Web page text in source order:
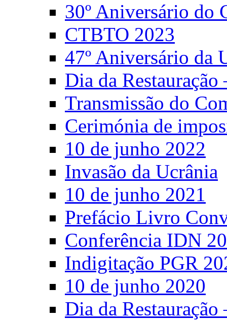
30º Aniversário do
CTBTO 2023
47º Aniversário da
Dia da
Transmissão do
Cerimónia de
10 de junho 2022
Invasão da Ucrânia
10 de junho 2021
Prefácio Livro
Conferência IDN
Indigitação PGR
10 de junho 2020
Dia da